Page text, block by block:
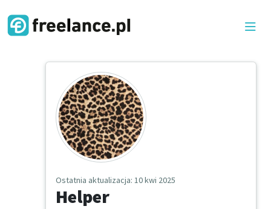
Ostatnia aktualizacja: 10 kwi 2025
Helper